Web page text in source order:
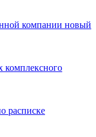
компании новый
комплексного
расписке